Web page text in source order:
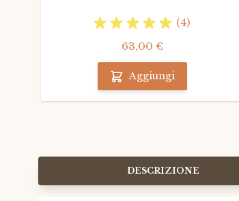
(4)
63,00 €
Aggiungi
DESCRIZIONE